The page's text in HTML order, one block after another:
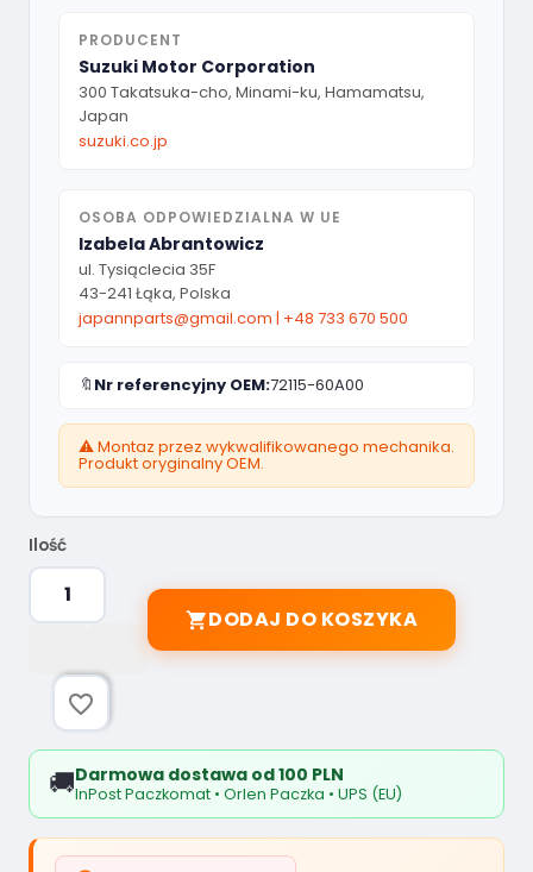
PRODUCENT
Suzuki Motor Corporation
300 Takatsuka-cho, Minami-ku, Hamamatsu,
Japan
suzuki.co.jp
OSOBA ODPOWIEDZIALNA W UE
Izabela Abrantowicz
ul. Tysiąclecia 35F
43-241 Łąka, Polska
japannparts@gmail.com | +48 733 670 500
🔖 Nr referencyjny OEM:72115-60A00
⚠️ Montaz przez wykwalifikowanego mechanika.
Produkt oryginalny OEM.
Ilość
DODAJ DO KOSZYKA
favorite_border
🚚Darmowa dostawa od 100 PLN
InPost Paczkomat • Orlen Paczka • UPS (EU)